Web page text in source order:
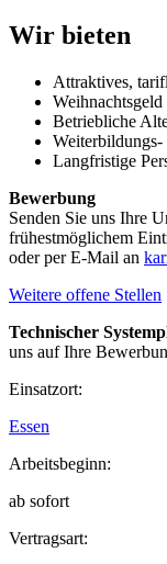
Wir bieten
Attraktives,
Betriebliche
Langfristige
Bewerbung
Senden Sie uns Ihre
frühestmöglichem
oder per E-Mail an
Weitere offene Stellen
Technischer
uns auf Ihre
Einsatzort:
Essen
Arbeitsbeginn:
ab sofort
Vertragsart: